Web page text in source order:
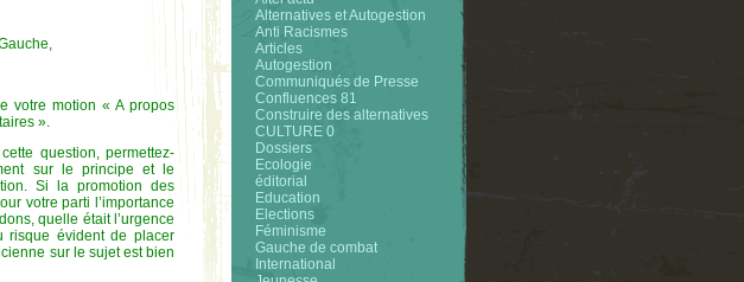
votre motion « A propos
».
question, permettez-
sur le principe et le
Si la promotion des
votre parti l’importance
quelle était l’urgence
risque évident de placer
sur le sujet est bien
Alternatives et Autogestion
Anti Racismes
Articles
Autogestion
Communiqués de Presse
Confluences 81
Construire des alternatives
CULTURE 0
Dossiers
Ecologie
éditorial
Education
Elections
Féminisme
Gauche de combat
International